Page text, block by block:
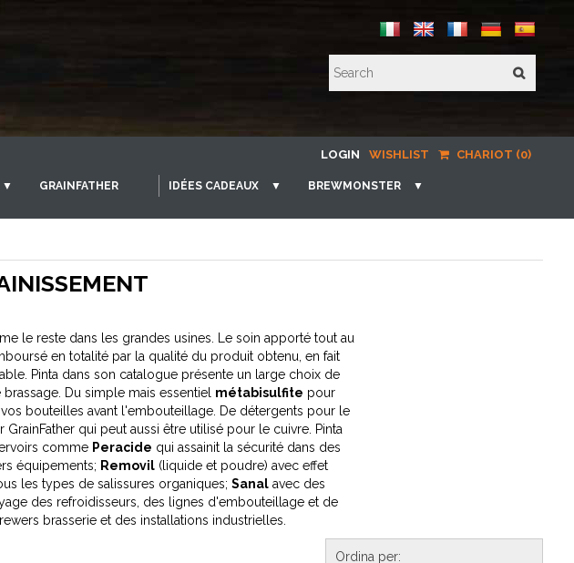
LOGIN WISHLIST CHARIOT (0)
▼ GRAINFATHER IDÉES CADEAUX ▼ BREWMONSTER
▼
le reste dans les grandes usines. Le soin apporté tout au
en totalité par la qualité du produit obtenu, en fait
Pinta dans son catalogue présente un large choix de
Du simple mais essentiel métabisulfite pour
bouteilles avant l'embouteillage. De détergents pour le
qui peut aussi être utilisé pour le cuivre. Pinta
comme Peracide qui assainit la sécurité dans des
équipements; Removil (liquide et poudre) avec effet
les types de salissures organiques; Sanalavec des
des refroidisseurs, des lignes d'embouteillage et de
brasserie et des installations industrielles.